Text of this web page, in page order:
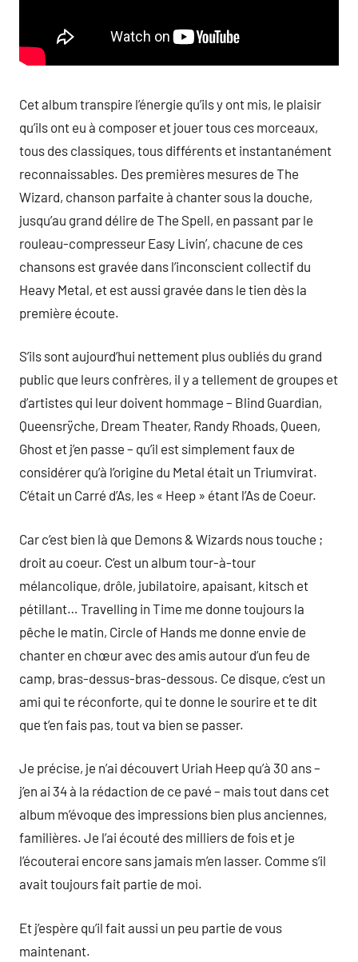
Cet album transpire l’énergie qu’ils y ont mis, le plaisir
qu’ils ont eu à composer et jouer tous ces morceaux,
tous des classiques, tous différents et instantanément
reconnaissables. Des premières mesures de The
Wizard, chanson parfaite à chanter sous la douche,
jusqu’au grand délire de The Spell, en passant par le
rouleau-compresseur Easy Livin’, chacune de ces
chansons est gravée dans l’inconscient collectif du
Heavy Metal, et est aussi gravée dans le tien dès la
première écoute.
S’ils sont aujourd’hui nettement plus oubliés du grand
public que leurs confrères, il y a tellement de groupes et
d’artistes qui leur doivent hommage – Blind Guardian,
Queensrÿche, Dream Theater, Randy Rhoads, Queen,
Ghost et j’en passe – qu’il est simplement faux de
considérer qu’à l’origine du Metal était un Triumvirat.
C’était un Carré d’As, les « Heep » étant l’As de Coeur.
Car c’est bien là que Demons & Wizards nous touche ;
droit au coeur. C’est un album tour-à-tour
mélancolique, drôle, jubilatoire, apaisant, kitsch et
pétillant… Travelling in Time me donne toujours la
pêche le matin, Circle of Hands me donne envie de
chanter en chœur avec des amis autour d’un feu de
camp, bras-dessus-bras-dessous. Ce disque, c’est un
ami qui te réconforte, qui te donne le sourire et te dit
que t’en fais pas, tout va bien se passer.
Je précise, je n’ai découvert Uriah Heep qu’à 30 ans –
j’en ai 34 à la rédaction de ce pavé – mais tout dans cet
album m’évoque des impressions bien plus anciennes,
familières. Je l’ai écouté des milliers de fois et je
l’écouterai encore sans jamais m’en lasser. Comme s’il
avait toujours fait partie de moi.
Et j’espère qu’il fait aussi un peu partie de vous
maintenant.